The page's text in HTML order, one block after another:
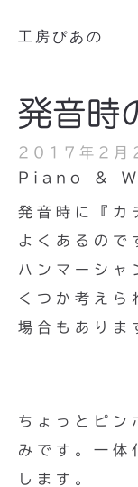
工房ぴあの
発音時
2017年2月
Piano &
発音時に『カ
よくあるので
ハンマーシャ
くつか考えら
場合もありま
ちょっとピン
みです。一体
します。